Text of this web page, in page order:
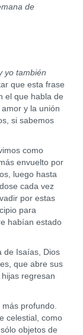
de
yo también
que esta frase
el que habla de
y la unión
si sabemos
como
envuelto por
luego hasta
cada vez
por estas
para
habían estado
Isaías, Dios
que abre sus
regresan
profundo.
celestial, como
objetos de